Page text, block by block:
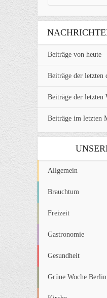
Beiträge von heute
Beiträge der letzten
Beiträge der letzten
Beiträge im letzten
Allgemein
Brauchtum
Freizeit
Gastronomie
Gesundheit
Grüne Woche Berlin